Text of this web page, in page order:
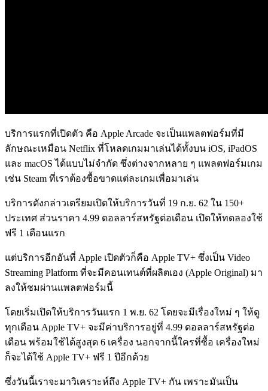
บริการแรกที่เปิดตัว คือ Apple Arcade จะเป็นแพลตฟอร์มที่มี
ลักษณะเหมือน Netflix ที่โหลดเกมมาเล่นได้ทั้งบน iOS, iPadOS
และ macOS ได้แบบไม่จำกัด ซึ่งต่างจากหลาย ๆ แพลตฟอร์มเกม
เช่น Steam ที่เราต้องซื้อขาดแต่ละเกมเพื่อมาเล่น
บริการดังกล่าวเตรียมเปิดให้บริการวันที่ 19 ก.ย. 62 ใน 150+
ประเทศ ส่วนราคา 4.99 ดอลลาร์สหรัฐต่อเดือน เปิดให้ทดลองใช้
ฟรี 1 เดือนแรก
แต่บริการอีกอันที่ Apple เปิดตัวก็คือ Apple TV+ ซึ่งเป็น Video
Streaming Platform ที่จะมีคอนเทนต์ที่ผลิตเอง (Apple Original) มา
ลงให้ชมผ่านแพลตฟอร์มนี้
โดยเริ่มเปิดให้บริการวันแรก 1 พ.ย. 62 โดยจะมีเรื่องใหม่ ๆ ให้ดู
ทุกเดือน Apple TV+ จะมีค่าบริการอยู่ที่ 4.99 ดอลลาร์สหรัฐต่อ
เดือน พร้อมใช้ได้สูงสุด 6 เครื่อง นอกจากนี้ใครที่ซื้อ เครื่องใหม่
ก็จะได้ใช้ Apple TV+ ฟรี 1 ปีอีกด้วย
ซึ่งวันนี้เราจะมาวิเคราะห์ถึง Apple TV+ กัน เพราะมันเป็น